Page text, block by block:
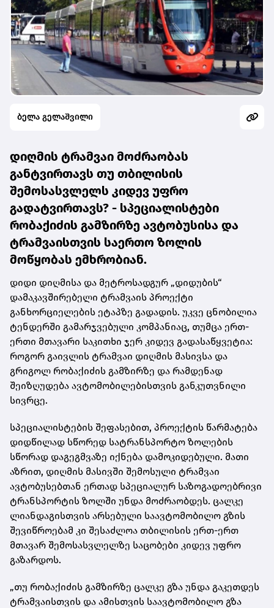
ბელა გელაშვილი
დიღმის ტრამვაი მოძრაობას
განტვირთავს თუ თბილისის
შემოსასვლელს კიდევ უფრო
გადატვირთავს? - სპეციალისტები
რობაქიძის გამზირზე ავტობუსისა და
ტრამვაისთვის საერთო ზოლის
მოწყობას ემხრობიან.
დიდი დიღმისა და მეტროსადგურ „დიდუბის“
დამაკავშირებელი ტრამვაის პროექტი
განხორციელების ეტაპზე გადადის. უკვე ცნობილია
ტენდერში გამარჯვებული კომპანიაც, თუმცა ერთ-
ერთი მთავარი საკითხი ჯერ კიდევ გადასაწყვეტია:
როგორ გაივლის ტრამვაი დიღმის მასივსა და
გრიგოლ რობაქიძის გამზირზე და რამდენად
შეიზღუდება ავტომობილებისთვის განკუთვნილი
სივრცე.
სპეციალისტების შეფასებით, პროექტის წარმატება
დიდწილად სწორედ სატრანსპორტო ზოლების
სწორად დაგეგმვაზე იქნება დამოკიდებული. მათი
აზრით, დიღმის მასივში შემოსული ტრამვაი
ავტობუსებთან ერთად სპეციალურ საზოგადოებრივი
ტრანსპორტის ზოლში უნდა მოძრაობდეს. ცალკე
ლიანდაგისთვის არსებული საავტომობილო გზის
შევიწროებამ კი შესაძლოა თბილისის ერთ-ერთ
მთავარ შემოსასვლელზე საცობები კიდევ უფრო
გაზარდოს.
„თუ რობაქიძის გამზირზე ცალკე გზა უნდა გაკეთდეს
ტრამვაისთვის და ამისთვის საავტომობილო გზა